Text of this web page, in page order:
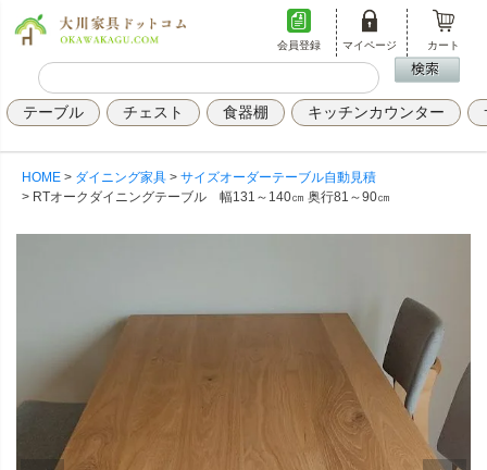
会員登録 マイページ カート
テーブル チェスト 食器棚 キッチンカウンター
HOME ダイニング家具
サイズオーダーテーブル自動見積
RTオークダイニングテーブル 幅131～140㎝ 奥行81～90㎝